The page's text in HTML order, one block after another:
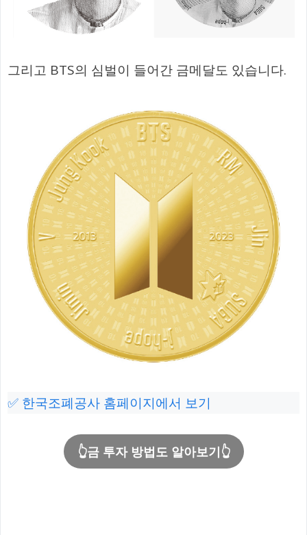
그리고 BTS의 심벌이 들어간 금메달도 있습니다.
✅ 한국조폐공사 홈페이지에서 보기
👆금 투자 방법도 알아보기👆